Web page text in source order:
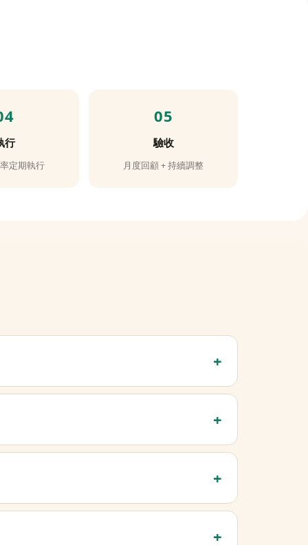
行
定期執行
驗收
月度回顧 + 持續調整